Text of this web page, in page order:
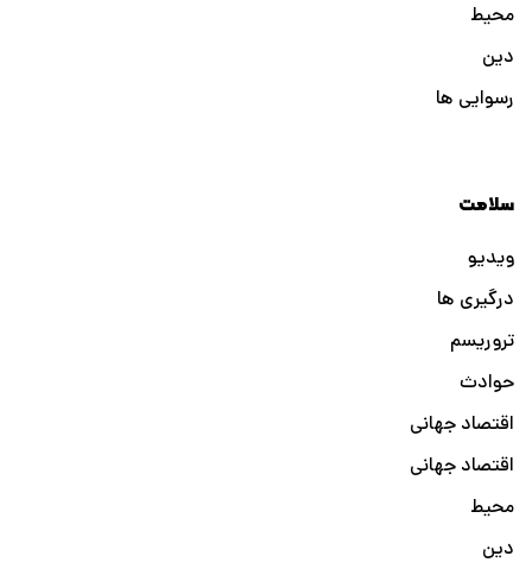
محیط
دین
رسوایی ها
سلامت
ویدیو
درگیری ها
تروریسم
حوادث
اقتصاد جهانی
اقتصاد جهانی
محیط
دین